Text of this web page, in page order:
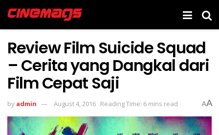
Review Film Suicide Squad
– Cerita yang Dangkal dari
Film Cepat Saji
by admin August 4, 2016 Reading Time: 6 mins read AA